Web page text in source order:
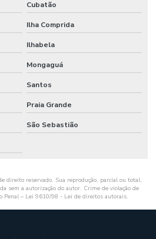
Cubatão
Ilha Comprida
Ilhabela
Mongaguá
Santos
Praia Grande
São Sebastião
direito reservado. Sua reprodução, parcial ou total,
sem a autorização do autor. Crime de violação de
Penal – Lei 9610/98 - Lei de direitos autorais.